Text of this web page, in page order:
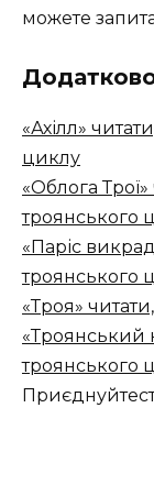
можете
«Ахілл»
циклу
«Облога
троянського
«Паріс
троянського
«Троя»
«Троянський
троянського